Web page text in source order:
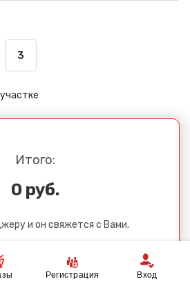
3
Итого:
0 руб.
и он свяжется с Вами.
Регистрация Вход